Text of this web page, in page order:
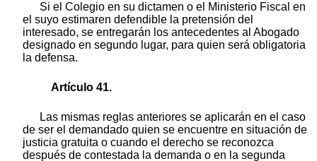
Si el Colegio en su dictamen o el Ministerio Fiscal en
el suyo estimaren defendible la pretensión del
interesado, se entregarán los antecedentes al Abogado
designado en segundo lugar, para quien será obligatoria
la defensa.
Artículo 41.
Las mismas reglas anteriores se aplicarán en el caso
de ser el demandado quien se encuentre en situación de
justicia gratuita o cuando el derecho se reconozca
después de contestada la demanda o en la segunda